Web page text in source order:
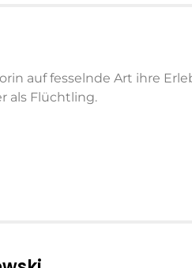
auf fesselnde Art ihre
als Flüchtling.